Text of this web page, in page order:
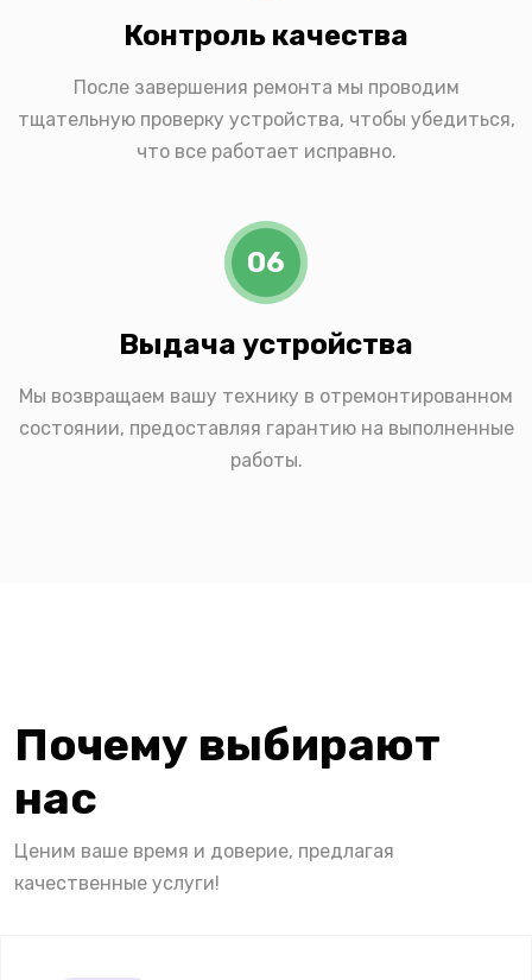
Контроль качества
После завершения ремонта мы проводим
тщательную проверку устройства, чтобы убедиться,
что все работает исправно.
06
Выдача устройства
Мы возвращаем вашу технику в отремонтированном
состоянии, предоставляя гарантию на выполненные
работы.
Почему выбирают
нас
Ценим ваше время и доверие, предлагая
качественные услуги!